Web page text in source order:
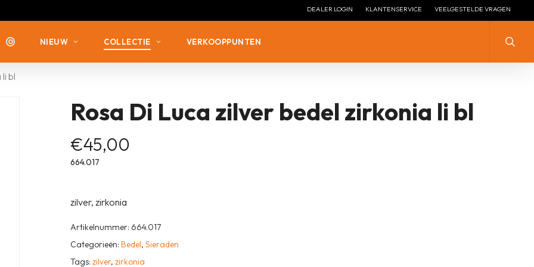
DEALER LOGIN KLANTENSERVICE VEELGESTELDE VRAGEN
NIEUW COLLECTIE
ZILVER MET ZIRKONIA
ZILVER ZONDER STEEN
ZILVER MET DIAMANT
ZILVER MET ZIRKONIA ZILVER MET ZIRKONIA ZILVER
VERKOOPPUNTEN
bl
Rosa Di Luca zilver bedel zirkonia li bl
€45,00
664.017
zilver, zirkonia
Artikelnummer: 664.017
Categorieën: Bedel, Sieraden
Tags: zilver, zirkonia